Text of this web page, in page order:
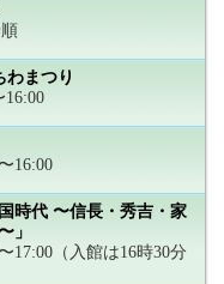
わまつり
16:00
16:00
時代 〜信長・秀吉・家
」
17:00（入館は16時30分